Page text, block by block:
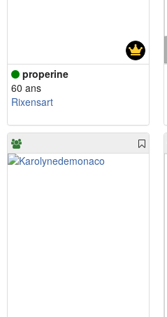
properine
60 ans
Rixensart